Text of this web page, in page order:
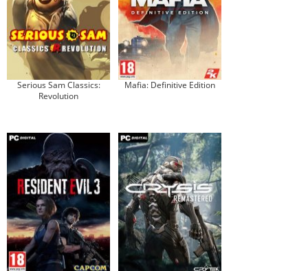
Serious Sam Classics:
Revolution
Mafia: Definitive Edition